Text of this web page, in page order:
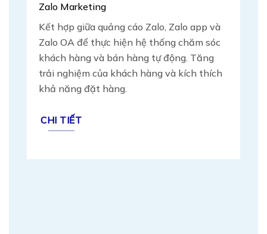
Zalo Marketing
Kết hợp giữa quảng cáo Zalo, Zalo app và
Zalo OA để thực hiện hệ thống chăm sóc
khách hàng và bán hàng tự động. Tăng
trải nghiệm của khách hàng và kích thích
khả năng đặt hàng.
CHI TIẾT